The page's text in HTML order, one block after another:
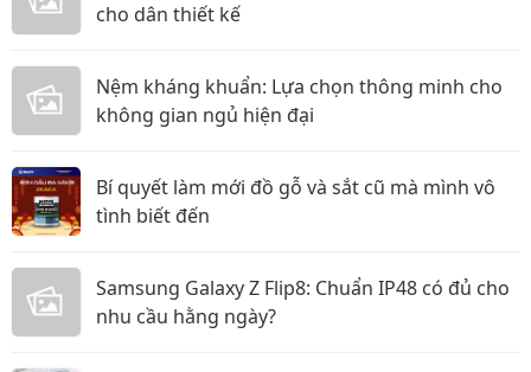
cho dân thiết kế
Nệm kháng khuẩn: Lựa chọn thông minh cho
không gian ngủ hiện đại
Bí quyết làm mới đồ gỗ và sắt cũ mà mình vô
tình biết đến
Samsung Galaxy Z Flip8: Chuẩn IP48 có đủ cho
nhu cầu hằng ngày?